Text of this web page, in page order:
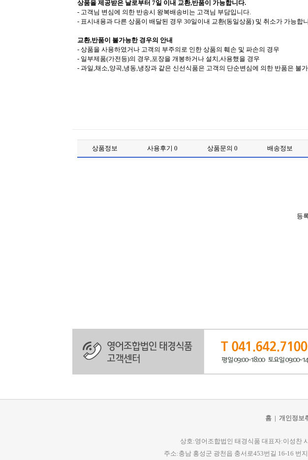
상품을 제공받은 날로부터 7일 이내 교환,반품이 가능합니다.
- 고객님 변심에 의한 반송시 왕복배송비는 고객님 부담입니다.
- 표시내용과 다른 상품이 배달된 경우 30일이내 교환(동일상품) 및 취소가 가능합
교환,반품이 불가능한 경우의 안내
- 상품을 사용하였거나 고객의 부주의로 인한 상품의 훼손 및 파손의 경우
- 일부제품(가전등)의 경우,포장을 개봉하거나 설치,사용했을 경우
- 과일,채소,양곡,냉동,냉장과 같은 신선식품은 고객의 단순변심에 의한 반품은 불
상품정보 사용후기 0 상품문의 0 배송정보
등
홈 | 개인정보
상호:영어조합법인 태경식품 대표자:이성찬
주소:충남 홍성군 광천읍 충서로453번길 16-16 번